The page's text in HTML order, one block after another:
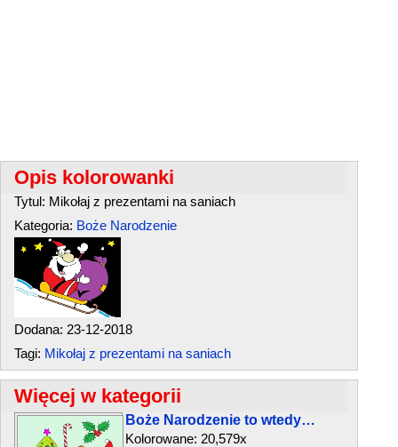
Opis kolorowanki
Tytul: Mikołaj z prezentami na saniach
Kategoria: Boże Narodzenie
Dodana: 23-12-2018
Tagi: Mikołaj z prezentami na saniach
Więcej w kategorii
Boże Narodzenie to wtedy…
Kolorowane: 20,579x